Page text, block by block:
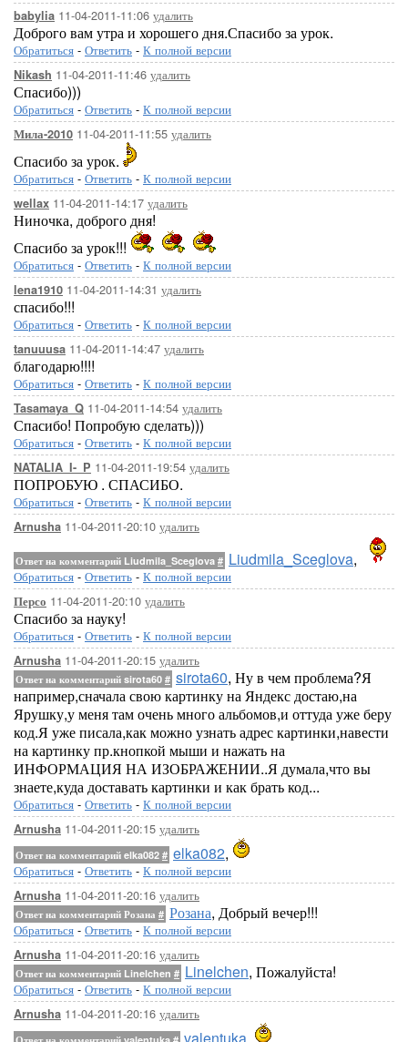
babylia 11-04-2011-11:06 удалить
Доброго вам утра и хорошего дня.Спасибо за урок.
Обратиться - Ответить - К полной версии
Nikash 11-04-2011-11:46 удалить
Спасибо)))
Обратиться - Ответить - К полной версии
Мила-2010 11-04-2011-11:55 удалить
Спасибо за урок.
Обратиться - Ответить - К полной версии
wellax 11-04-2011-14:17 удалить
Ниночка, доброго дня!
Спасибо за урок!!!
Обратиться - Ответить - К полной версии
lena1910 11-04-2011-14:31 удалить
спасибо!!!
Обратиться - Ответить - К полной версии
tanuuusa 11-04-2011-14:47 удалить
благодарю!!!!
Обратиться - Ответить - К полной версии
Tasamaya_Q 11-04-2011-14:54 удалить
Спасибо! Попробую сделать)))
Обратиться - Ответить - К полной версии
NATALIA_I-_P 11-04-2011-19:54 удалить
ПОПРОБУЮ . СПАСИБО.
Обратиться - Ответить - К полной версии
Arnusha 11-04-2011-20:10 удалить
Ответ на комментарий Liudmila_Sceglova # Liudmila_Sceglova,
Обратиться - Ответить - К полной версии
Персо 11-04-2011-20:10 удалить
Спасибо за науку!
Обратиться - Ответить - К полной версии
Arnusha 11-04-2011-20:15 удалить
Ответ на комментарий sirota60 # sirota60, Ну в чем проблема?Я
например,сначала свою картинку на Яндекс достаю,на
Ярушку,у меня там очень много альбомов,и оттуда уже беру
код.Я уже писала,как можно узнать адрес картинки,навести
на картинку пр.кнопкой мыши и нажать на
ИНФОРМАЦИЯ НА ИЗОБРАЖЕНИИ..Я думала,что вы
знаете,куда доставать картинки и как брать код...
Обратиться - Ответить - К полной версии
Arnusha 11-04-2011-20:15 удалить
Ответ на комментарий elka082 # elka082,
Обратиться - Ответить - К полной версии
Arnusha 11-04-2011-20:16 удалить
Ответ на комментарий Розана # Розана, Добрый вечер!!!
Обратиться - Ответить - К полной версии
Arnusha 11-04-2011-20:16 удалить
Ответ на комментарий Linelchen # Linelchen, Пожалуйста!
Обратиться - Ответить - К полной версии
Arnusha 11-04-2011-20:16 удалить